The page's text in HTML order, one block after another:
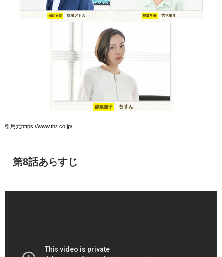
引用元https://www.tbs.co.jp/
第8話あらすじ